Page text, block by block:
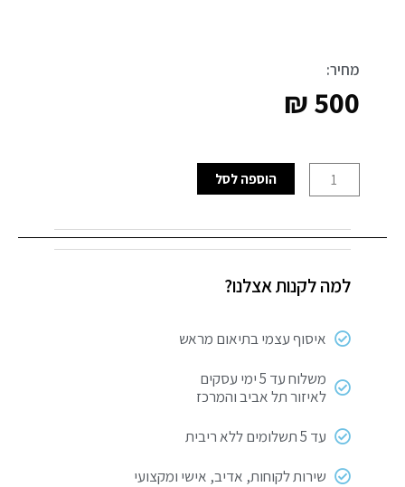
מחיר:
₪500
של
13
2500W
הוספה לסל
למה לקנות אצלנו?
איסוף עצמי בתיאום מראש
משלוח עד 5 ימי עסקים
לאיזור תל אביב והמרכז
עד 5 תשלומים ללא ריבית
שירות לקוחות, אדיב, אישי ומקצועי